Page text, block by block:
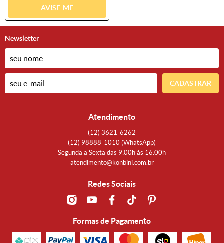
AVISE-ME
Newsletter
CADASTRAR
Atendimento
(12) 3621-6262
(12) 98888-1010 (WhatsApp)
Segunda a Sexta das 9:00h às 16:00h
atendimento@konbini.com.br
Redes Sociais
Formas de Pagamento